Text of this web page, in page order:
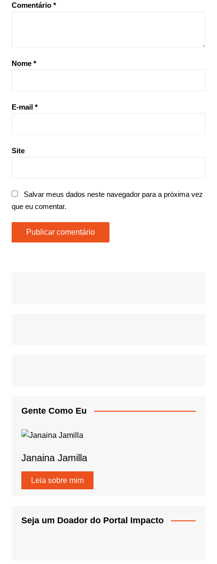
Comentário *
Nome *
E-mail *
Site
Salvar meus dados neste navegador para a próxima vez
que eu comentar.
Gente Como Eu
Janaina Jamilla
Leia sobre mim
Seja um Doador do Portal Impacto